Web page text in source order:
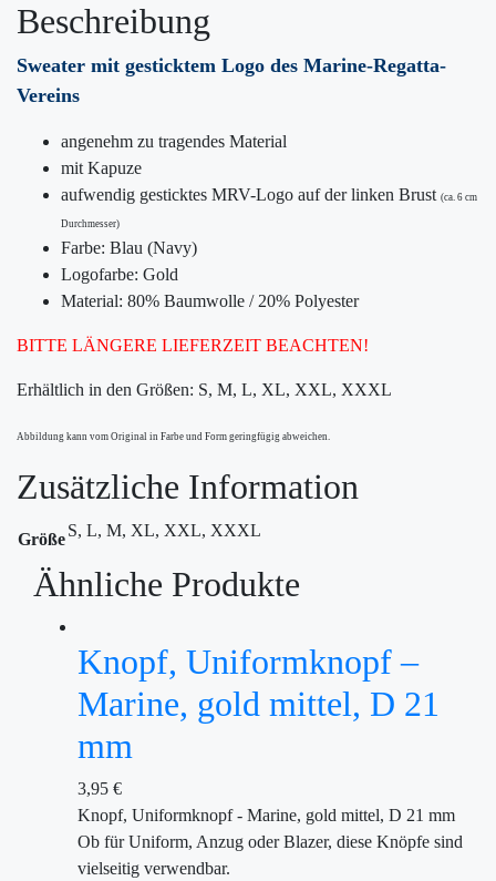
Beschreibung
Sweater mit gesticktem Logo des Marine-Regatta-
Vereins
angenehm zu tragendes Material
mit Kapuze
aufwendig gesticktes MRV-Logo auf der linken Brust (ca. 6 cm
Durchmesser)
Farbe: Blau (Navy)
Logofarbe: Gold
Material: 80% Baumwolle / 20% Polyester
BITTE LÄNGERE LIEFERZEIT BEACHTEN!
Erhältlich in den Größen: S, M, L, XL, XXL, XXXL
Abbildung kann vom Original in Farbe und Form geringfügig abweichen.
Zusätzliche Information
GrößeS, L, M, XL, XXL, XXXL
Ähnliche Produkte
Knopf, Uniformknopf –
Marine, gold mittel, D 21
mm
3,95 €
Knopf, Uniformknopf - Marine, gold mittel, D 21 mm
Ob für Uniform, Anzug oder Blazer, diese Knöpfe sind
vielseitig verwendbar.